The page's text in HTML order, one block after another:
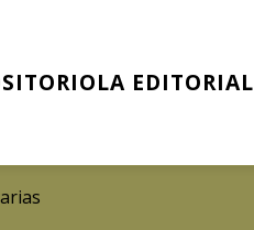
LA EDITORIAL